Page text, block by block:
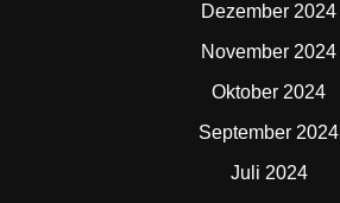
Dezember 2024
November 2024
Oktober 2024
September 2024
Juli 2024